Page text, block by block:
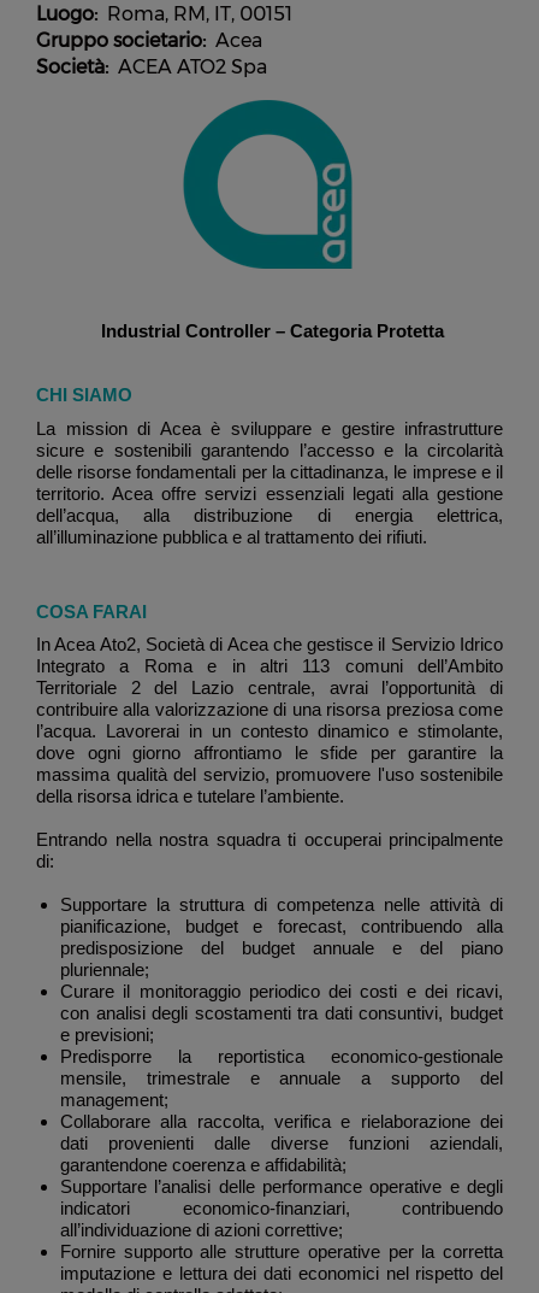
Luogo: Roma, RM, IT, 00151
Gruppo societario: Acea
Società: ACEA ATO2 Spa
Industrial Controller – Categoria Protetta
CHI SIAMO
La mission di Acea è sviluppare e gestire infrastrutture
sicure e sostenibili garantendo l’accesso e la circolarità
delle risorse fondamentali per la cittadinanza, le imprese e il
territorio. Acea offre servizi essenziali legati alla gestione
dell’acqua, alla distribuzione di energia elettrica,
all’illuminazione pubblica e al trattamento dei rifiuti.
COSA FARAI
In Acea Ato2, Società di Acea che gestisce il Servizio Idrico
Integrato a Roma e in altri 113 comuni dell’Ambito
Territoriale 2 del Lazio centrale, avrai l’opportunità di
contribuire alla valorizzazione di una risorsa preziosa come
l’acqua. Lavorerai in un contesto dinamico e stimolante,
dove ogni giorno affrontiamo le sfide per garantire la
massima qualità del servizio, promuovere l'uso sostenibile
della risorsa idrica e tutelare l’ambiente.
Entrando nella nostra squadra ti occuperai principalmente
di:
Supportare la struttura di competenza nelle attività di
pianificazione, budget e forecast, contribuendo alla
predisposizione del budget annuale e del piano
pluriennale;
Curare il monitoraggio periodico dei costi e dei ricavi,
con analisi degli scostamenti tra dati consuntivi, budget
e previsioni;
Predisporre la reportistica economico-gestionale
mensile, trimestrale e annuale a supporto del
management;
Collaborare alla raccolta, verifica e rielaborazione dei
dati provenienti dalle diverse funzioni aziendali,
garantendone coerenza e affidabilità;
Supportare l’analisi delle performance operative e degli
indicatori economico-finanziari, contribuendo
all’individuazione di azioni correttive;
Fornire supporto alle strutture operative per la corretta
imputazione e lettura dei dati economici nel rispetto del